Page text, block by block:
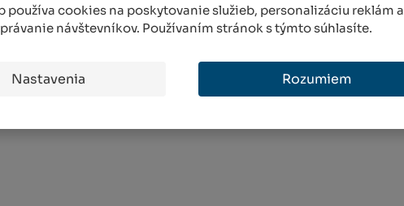
používa cookies na poskytovanie služieb, personalizáciu reklám a
návštevníkov. Používaním stránok s týmto súhlasíte.
Nastavenia Rozumiem